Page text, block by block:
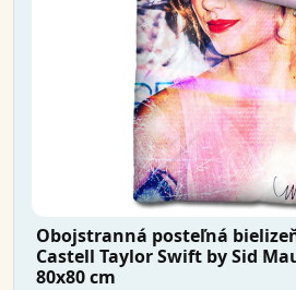
Obojstranná posteľná
Castell Taylor Swift by Sid
80x80 cm